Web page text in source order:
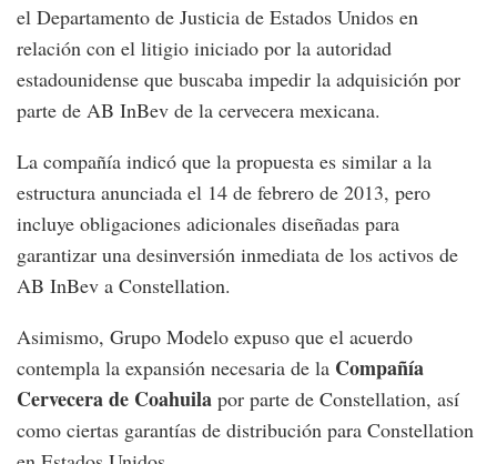
el Departamento de Justicia de Estados Unidos en
relación con el litigio iniciado por la autoridad
estadounidense que buscaba impedir la adquisición por
parte de AB InBev de la cervecera mexicana.
La compañía indicó que la propuesta es similar a la
estructura anunciada el 14 de febrero de 2013, pero
incluye obligaciones adicionales diseñadas para
garantizar una desinversión inmediata de los activos de
AB InBev a Constellation.
Asimismo, Grupo Modelo expuso que el acuerdo
contempla la expansión necesaria de la Compañía
Cervecera de Coahuila por parte de Constellation, así
como ciertas garantías de distribución para Constellation